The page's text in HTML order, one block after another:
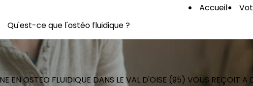
Accueil
Qu'est-ce que l'ostéo fluidique ?
EN OSTEO FLUIDIQUE DANS LE VAL D'OISE (95) VOUS REÇOIT A